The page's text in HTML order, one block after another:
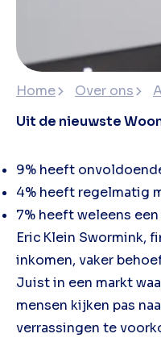
Home Over ons
Uit de nieuwste
9% heeft
4% heeft regelmatig
7% heeft weleens
Eric Klein Swormink,
inkomen, vaker
Juist in een markt
mensen kijken pas
verrassingen te